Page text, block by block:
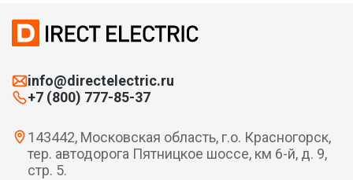
info@directelectric.ru
+7 (800) 777-85-37
143442, Московская область, г.о. Красногорск,
тер. автодорога Пятницкое шоссе, км 6-й, д. 9,
стр. 5.